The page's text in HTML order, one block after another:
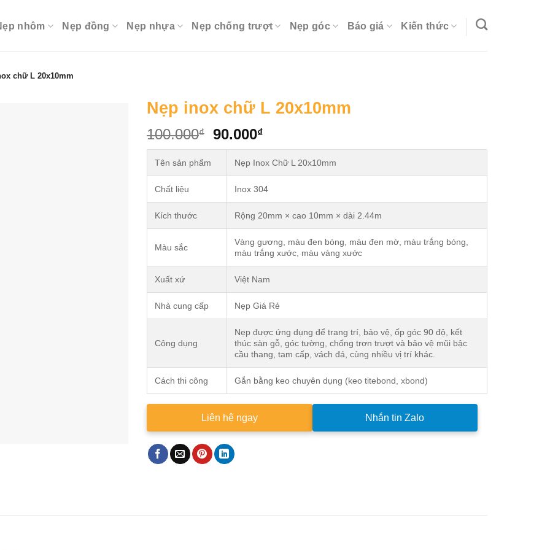
nhôm Nẹp đồng Nẹp nhựa Nẹp chống trượt Nẹp góc Báo giá Kiến thức
chữ L 20x10mm
Nẹp inox chữ L 20x10mm
100.000₫
Original
price
was:
100.000₫.
90.000₫Current
price
is:
90.000₫.
Tên sản phẩm Nẹp Inox Chữ L 20x10mm
Chất liệu Inox 304
Kích thước Rộng 20mm × cao 10mm × dài 2.44m
Màu sắc
Vàng gương, màu đen bóng, màu đen mờ, màu trắng bóng,
màu trắng xước, màu vàng xước
Xuất xứ Việt Nam
Nhà cung cấp Nẹp Giá Rẻ
Công dụng
Nẹp được ứng dụng để trang trí, bảo vệ, ốp góc 90 độ, kết
thúc sàn gỗ, góc tường, chống trơn trượt và bảo vệ mũi bậc
cầu thang, tam cấp, vách đá, cùng nhiều vị trí khác.
Cách thi công Gắn bằng keo chuyên dụng (keo titebond, xbond)
Liên hệ ngay Nhắn tin Zalo